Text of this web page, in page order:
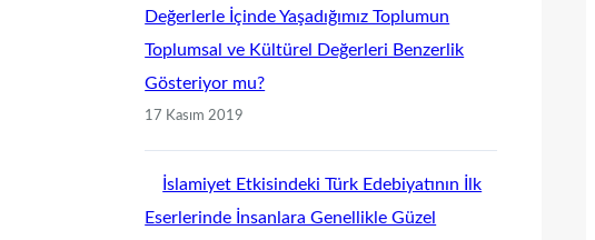
Değerlerle İçinde Yaşadığımız Toplumun
Toplumsal ve Kültürel Değerleri Benzerlik
Gösteriyor mu?
17 Kasım 2019
İslamiyet Etkisindeki Türk Edebiyatının İlk
Eserlerinde İnsanlara Genellikle Güzel